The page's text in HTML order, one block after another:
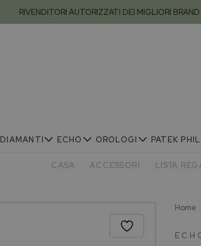
RIVENDITORI AUTORIZZATI DEI MIGLIORI BRAND
DIAMANTI ECHO OROLOGI PATEK
CASA ACCESSORI LISTA
Home